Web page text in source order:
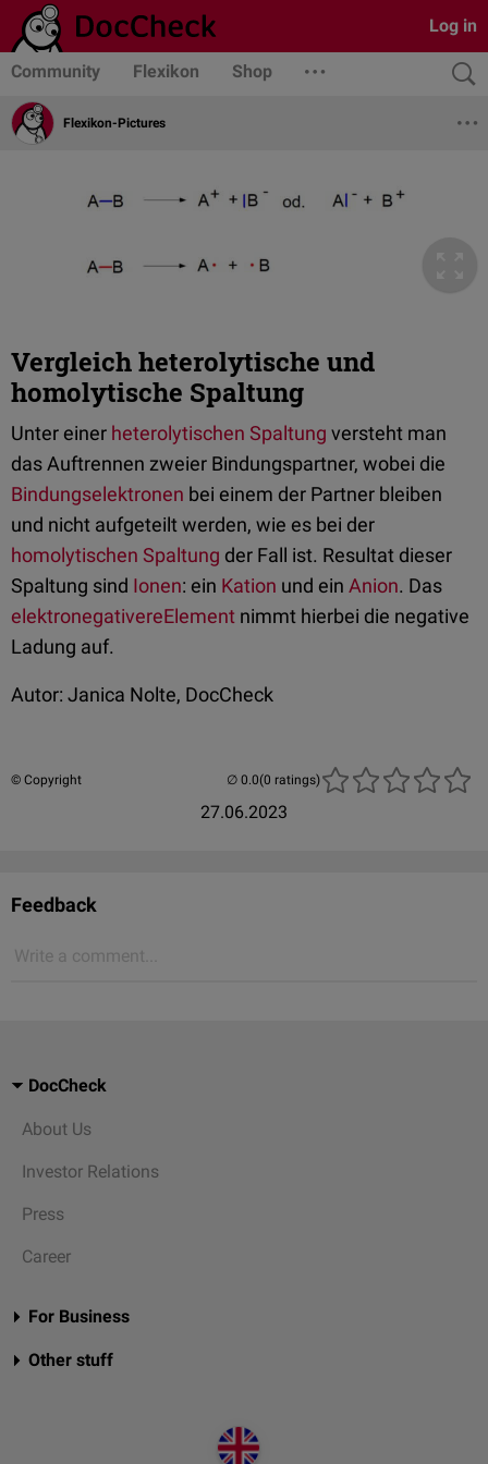
Log in
Community Flexikon Shop
Flexikon-Pictures
Vergleich heterolytische und
homolytische Spaltung
Unter einer heterolytischen Spaltung versteht man
das Auftrennen zweier Bindungspartner, wobei die
Bindungselektronen bei einem der Partner bleiben
und nicht aufgeteilt werden, wie es bei der
homolytischen Spaltung der Fall ist. Resultat dieser
Spaltung sind Ionen: ein Kation und ein Anion. Das
elektronegativereElement nimmt hierbei die negative
Ladung auf.
Autor: Janica Nolte, DocCheck
© Copyright
27.06.2023
(0 ratings)
Feedback
Write a comment...
DocCheck
About Us
Investor Relations
Press
Career
For Business
Other stuff